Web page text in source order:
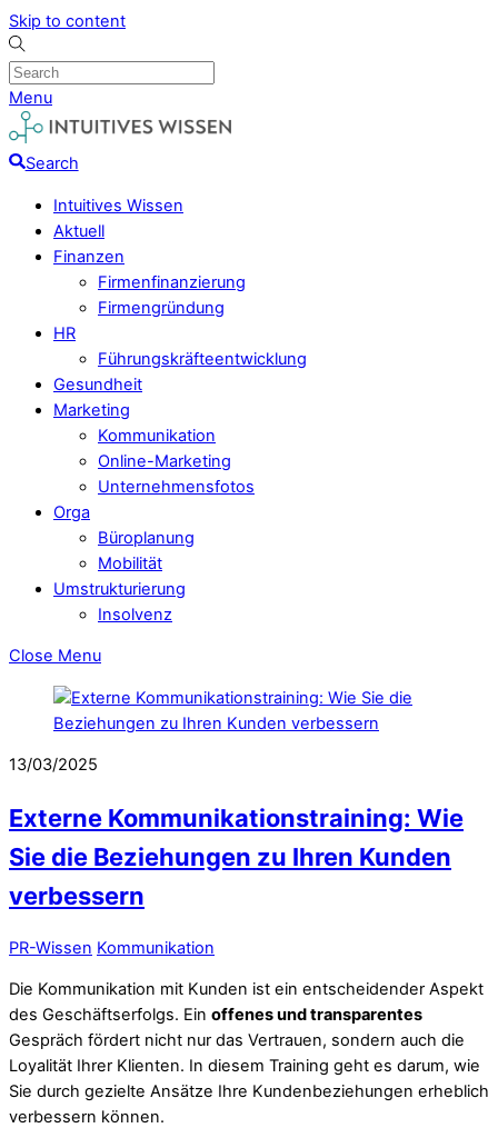
Skip to content
Menu
Search
Intuitives Wissen
Aktuell
Finanzen
Firmenfinanzierung
Firmengründung
HR
Führungskräfteentwicklung
Gesundheit
Marketing
Kommunikation
Online-Marketing
Unternehmensfotos
Orga
Büroplanung
Mobilität
Umstrukturierung
Insolvenz
Close Menu
13/03/2025
Externe Kommunikationstraining: Wie
Sie die Beziehungen zu Ihren Kunden
verbessern
PR-Wissen Kommunikation
Die Kommunikation mit Kunden ist ein entscheidender Aspekt
des Geschäftserfolgs. Ein offenes und transparentes
Gespräch fördert nicht nur das Vertrauen, sondern auch die
Loyalität Ihrer Klienten. In diesem Training geht es darum, wie
Sie durch gezielte Ansätze Ihre Kundenbeziehungen erheblich
verbessern können.